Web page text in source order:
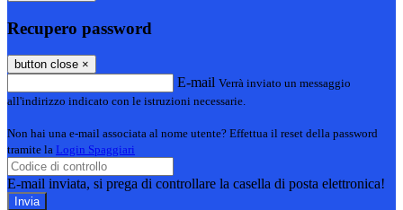
Recupero password
button close ×
E-mail Verrà inviato un messaggio
all'indirizzo indicato con le istruzioni necessarie.
Non hai una e-mail associata al nome utente? Effettua il reset della password
tramite la Login Spaggiari
E-mail inviata, si prega di controllare la casella di posta elettronica!